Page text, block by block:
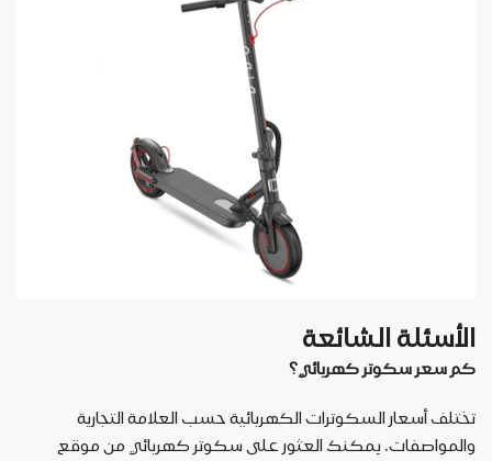
الأسئلة الشائعة
كم سعر سكوتر كهربائي؟
تختلف أسعار السكوترات الكهربائية حسب العلامة التجارية
والمواصفات. يمكنك العثور على سكوتر كهربائي من موقع